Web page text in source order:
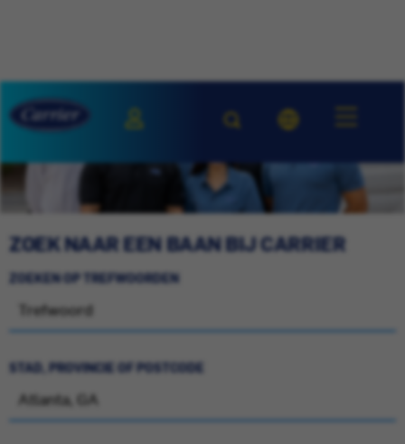
ZOEK NAAR EEN BAAN BIJ CARRIER
ZOEKEN OP TREFWOORDEN
STAD, PROVINCIE OF POSTCODE